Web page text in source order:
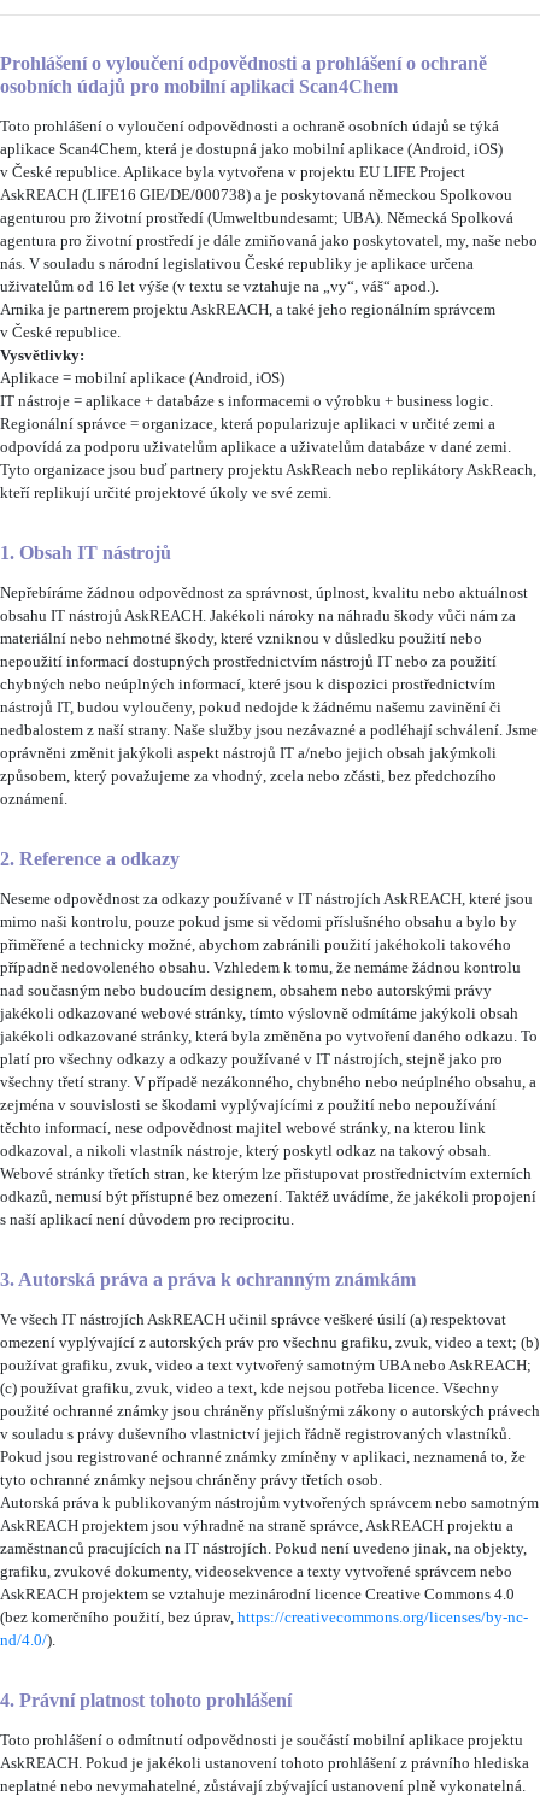
Prohlášení o vyloučení odpovědnosti a prohlášení o ochraně
osobních údajů pro mobilní aplikaci Scan4Chem
Toto prohlášení o vyloučení odpovědnosti a ochraně osobních údajů se týká
aplikace Scan4Chem, která je dostupná jako mobilní aplikace (Android, iOS)
v České republice. Aplikace byla vytvořena v projektu EU LIFE Project
AskREACH (LIFE16 GIE/DE/000738) a je poskytovaná německou Spolkovou
agenturou pro životní prostředí (Umweltbundesamt; UBA). Německá Spolková
agentura pro životní prostředí je dále zmiňovaná jako poskytovatel, my, naše nebo
nás. V souladu s národní legislativou České republiky je aplikace určena
uživatelům od 16 let výše (v textu se vztahuje na „vy“, váš“ apod.).
Arnika je partnerem projektu AskREACH, a také jeho regionálním správcem
v České republice.
Vysvětlivky:
Aplikace = mobilní aplikace (Android, iOS)
IT nástroje = aplikace + databáze s informacemi o výrobku + business logic.
Regionální správce = organizace, která popularizuje aplikaci v určité zemi a
odpovídá za podporu uživatelům aplikace a uživatelům databáze v dané zemi.
Tyto organizace jsou buď partnery projektu AskReach nebo replikátory AskReach,
kteří replikují určité projektové úkoly ve své zemi.
1. Obsah IT nástrojů
Nepřebíráme žádnou odpovědnost za správnost, úplnost, kvalitu nebo aktuálnost
obsahu IT nástrojů AskREACH. Jakékoli nároky na náhradu škody vůči nám za
materiální nebo nehmotné škody, které vzniknou v důsledku použití nebo
nepoužití informací dostupných prostřednictvím nástrojů IT nebo za použití
chybných nebo neúplných informací, které jsou k dispozici prostřednictvím
nástrojů IT, budou vyloučeny, pokud nedojde k žádnému našemu zavinění či
nedbalostem z naší strany. Naše služby jsou nezávazné a podléhají schválení. Jsme
oprávněni změnit jakýkoli aspekt nástrojů IT a/nebo jejich obsah jakýmkoli
způsobem, který považujeme za vhodný, zcela nebo zčásti, bez předchozího
oznámení.
2. Reference a odkazy
Neseme odpovědnost za odkazy používané v IT nástrojích AskREACH, které jsou
mimo naši kontrolu, pouze pokud jsme si vědomi příslušného obsahu a bylo by
přiměřené a technicky možné, abychom zabránili použití jakéhokoli takového
případně nedovoleného obsahu. Vzhledem k tomu, že nemáme žádnou kontrolu
nad současným nebo budoucím designem, obsahem nebo autorskými právy
jakékoli odkazované webové stránky, tímto výslovně odmítáme jakýkoli obsah
jakékoli odkazované stránky, která byla změněna po vytvoření daného odkazu. To
platí pro všechny odkazy a odkazy používané v IT nástrojích, stejně jako pro
všechny třetí strany. V případě nezákonného, chybného nebo neúplného obsahu, a
zejména v souvislosti se škodami vyplývajícími z použití nebo nepoužívání
těchto informací, nese odpovědnost majitel webové stránky, na kterou link
odkazoval, a nikoli vlastník nástroje, který poskytl odkaz na takový obsah.
Webové stránky třetích stran, ke kterým lze přistupovat prostřednictvím externích
odkazů, nemusí být přístupné bez omezení. Taktéž uvádíme, že jakékoli propojení
s naší aplikací není důvodem pro reciprocitu.
3. Autorská práva a práva k ochranným známkám
Ve všech IT nástrojích AskREACH učinil správce veškeré úsilí (a) respektovat
omezení vyplývající z autorských práv pro všechnu grafiku, zvuk, video a text; (b)
používat grafiku, zvuk, video a text vytvořený samotným UBA nebo AskREACH;
(c) používat grafiku, zvuk, video a text, kde nejsou potřeba licence. Všechny
použité ochranné známky jsou chráněny příslušnými zákony o autorských právech
v souladu s právy duševního vlastnictví jejich řádně registrovaných vlastníků.
Pokud jsou registrované ochranné známky zmíněny v aplikaci, neznamená to, že
tyto ochranné známky nejsou chráněny právy třetích osob.
Autorská práva k publikovaným nástrojům vytvořených správcem nebo samotným
AskREACH projektem jsou výhradně na straně správce, AskREACH projektu a
zaměstnanců pracujících na IT nástrojích. Pokud není uvedeno jinak, na objekty,
grafiku, zvukové dokumenty, videosekvence a texty vytvořené správcem nebo
AskREACH projektem se vztahuje mezinárodní licence Creative Commons 4.0
(bez komerčního použití, bez úprav, https://creativecommons.org/licenses/by-nc-
nd/4.0/).
4. Právní platnost tohoto prohlášení
Toto prohlášení o odmítnutí odpovědnosti je součástí mobilní aplikace projektu
AskREACH. Pokud je jakékoli ustanovení tohoto prohlášení z právního hlediska
neplatné nebo nevymahatelné, zůstávají zbývající ustanovení plně vykonatelná.